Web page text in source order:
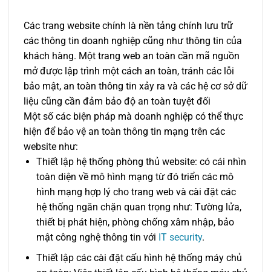
Các trang website chính là nền tảng chính lưu trữ
các thông tin doanh nghiệp cũng như thông tin của
khách hàng. Một trang web an toàn cần mã nguồn
mở được lập trình một cách an toàn, tránh các lỗi
bảo mật, an toàn thông tin xảy ra và các hệ cơ sở dữ
liệu cũng cần đảm bảo độ an toàn tuyệt đối
Một số các biện pháp mà doanh nghiệp có thể thực
hiện để bảo vệ an toàn thông tin mạng trên các
website như:
Thiết lập hệ thống phòng thủ website: có cái nhìn
toàn diện về mô hình mạng từ đó triển các mô
hình mạng hợp lý cho trang web và cài đặt các
hệ thống ngăn chặn quan trọng như: Tường lửa,
thiết bị phát hiện, phòng chống xâm nhập, bảo
mật công nghệ thông tin với IT security.
Thiết lập các cài đặt cấu hình hệ thống máy chủ